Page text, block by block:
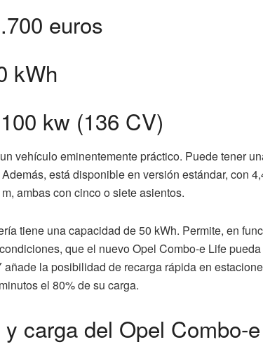
euros
kWh
kw (136 CV)
vehículo eminentemente práctico. Puede tener
está disponible en versión estándar, con
ambas con cinco o siete asientos.
tiene una capacidad de 50 kWh. Permite, en
que el nuevo Opel Combo-e Life
añade la posibilidad de recarga rápida en
el 80% de su carga.
carga del Opel Combo-